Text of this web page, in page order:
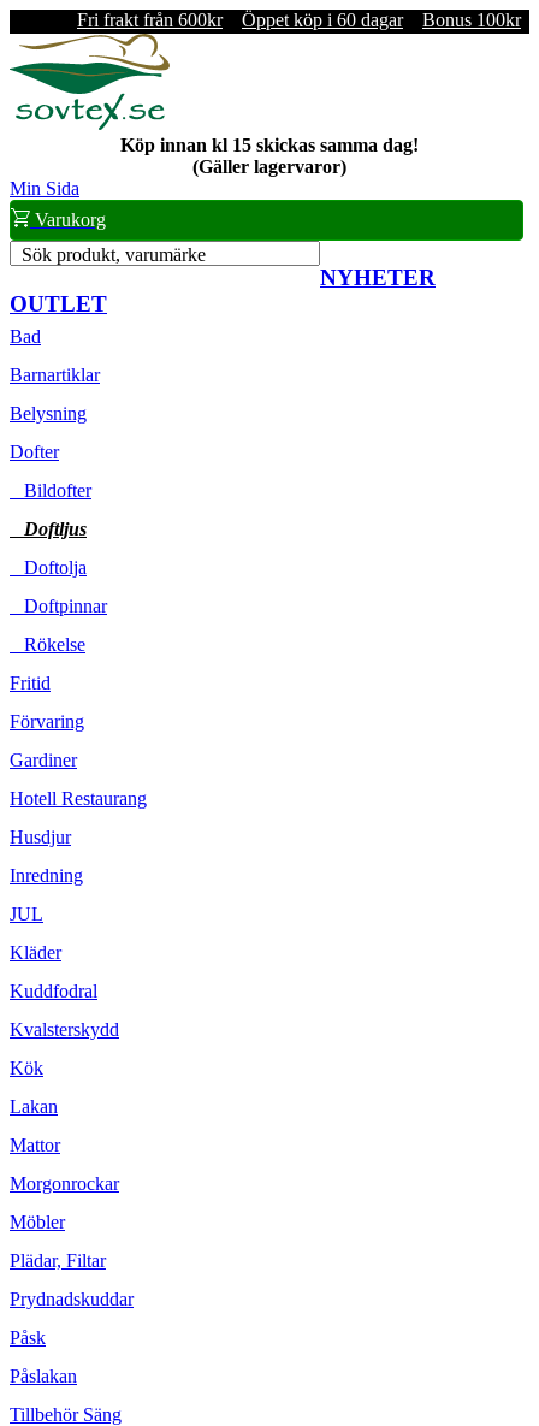
Fri frakt från 600kr Öppet köp i 60 dagar Bonus 100kr
Köp innan kl 15 skickas samma dag!
(Gäller lagervaror)
Min Sida
Varukorg
Sök produkt, varumärke
NYHETER
OUTLET
Bad
Barnartiklar
Belysning
Dofter
Bildofter
Doftljus
Doftolja
Doftpinnar
Rökelse
Fritid
Förvaring
Gardiner
Hotell Restaurang
Husdjur
Inredning
JUL
Kläder
Kuddfodral
Kvalsterskydd
Kök
Lakan
Mattor
Morgonrockar
Möbler
Plädar, Filtar
Prydnadskuddar
Påsk
Påslakan
Tillbehör Säng